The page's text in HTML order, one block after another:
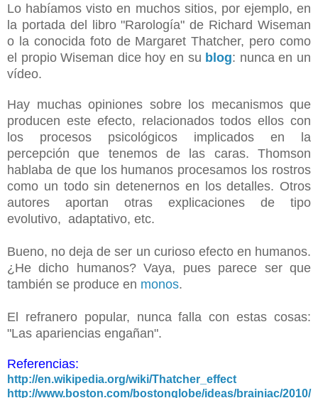
Lo habíamos visto en muchos sitios, por ejemplo, en
la portada del libro "Rarología" de Richard Wiseman
o la conocida foto de Margaret Thatcher, pero como
el propio Wiseman dice hoy en su blog: nunca en un
vídeo.
Hay muchas opiniones sobre los mecanismos que
producen este efecto, relacionados todos ellos con
los procesos psicológicos implicados en la
percepción que tenemos de las caras. Thomson
hablaba de que los humanos procesamos los rostros
como un todo sin detenernos en los detalles. Otros
autores aportan otras explicaciones de tipo
evolutivo, adaptativo, etc.
Bueno, no deja de ser un curioso efecto en humanos.
¿He dicho humanos? Vaya, pues parece ser que
también se produce en monos.
El refranero popular, nunca falla con estas cosas:
"Las apariencias engañan".
Referencias:
http://en.wikipedia.org/wiki/Thatcher_effect
http://www.boston.com/bostonglobe/ideas/brainiac/2010/